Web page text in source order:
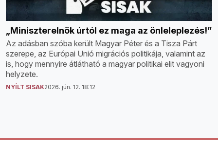
„Miniszterelnök úrtól ez maga az önleleplezés!”
Az adásban szóba került Magyar Péter és a Tisza Párt
szerepe, az Európai Unió migrációs politikája, valamint az
is, hogy mennyire átlátható a magyar politikai elit vagyoni
helyzete.
NYÍLT SISAK2026. jún. 12. 18:12